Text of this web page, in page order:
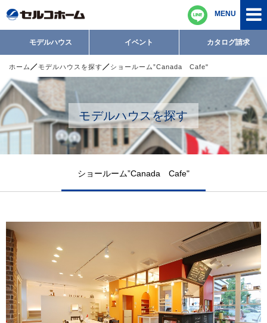
MENU
モデルハウス イベント カタログ請求
ホーム モデルハウスを探す ショールーム”Canada Cafe"
モデルハウスを探す
ショールーム”Canada Cafe"